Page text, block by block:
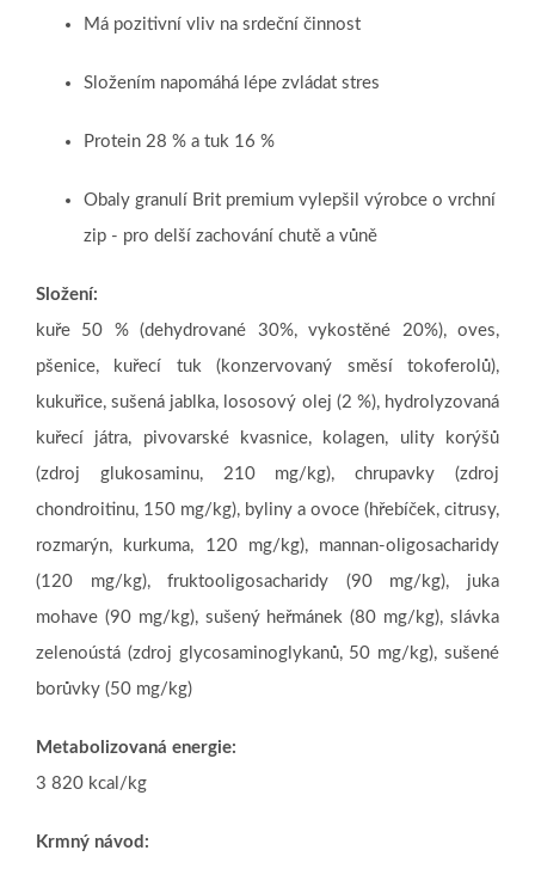
Má pozitivní vliv na srdeční činnost
Složením napomáhá lépe zvládat stres
Protein 28 % a tuk 16 %
Obaly granulí Brit premium vylepšil výrobce o vrchní
zip - pro delší zachování chutě a vůně
Složení:
kuře 50 % (dehydrované 30%, vykostěné 20%), oves,
pšenice, kuřecí tuk (konzervovaný směsí tokoferolů),
kukuřice, sušená jablka, lososový olej (2 %), hydrolyzovaná
kuřecí játra, pivovarské kvasnice, kolagen, ulity korýšů
(zdroj glukosaminu, 210 mg/kg), chrupavky (zdroj
chondroitinu, 150 mg/kg), byliny a ovoce (hřebíček, citrusy,
rozmarýn, kurkuma, 120 mg/kg), mannan-oligosacharidy
(120 mg/kg), fruktooligosacharidy (90 mg/kg), juka
mohave (90 mg/kg), sušený heřmánek (80 mg/kg), slávka
zelenoústá (zdroj glycosaminoglykanů, 50 mg/kg), sušené
borůvky (50 mg/kg)
Metabolizovaná energie:
3 820 kcal/kg
Krmný návod: